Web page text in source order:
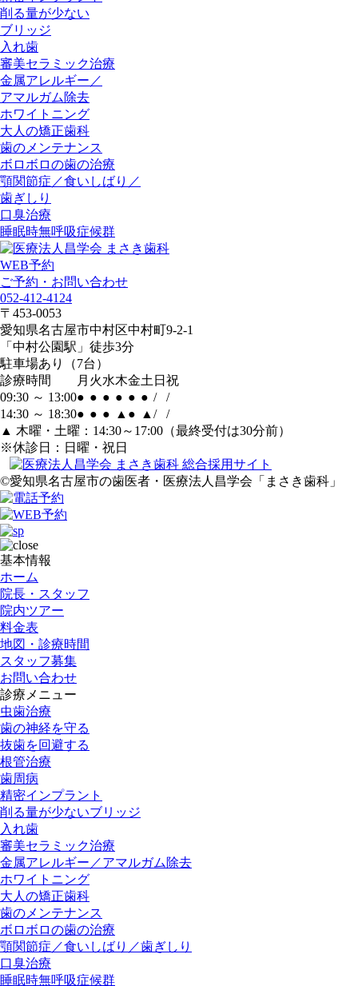
削る量が少ない
ブリッジ
入れ歯
審美セラミック治療
金属アレルギー／
アマルガム除去
ホワイトニング
大人の矯正歯科
歯のメンテナンス
ボロボロの歯の治療
顎関節症／食いしばり／
歯ぎしり
口臭治療
睡眠時無呼吸症候群
WEB予約
ご予約・お問い合わせ
052-412-4124
〒453-0053
愛知県名古屋市中村区中村町9-2-1
「中村公園駅」徒歩3分
駐車場あり（7台）
診療時間
月 火水木金土 日 祝
09:30 ～ 13:00● ● ● ● ● ● /
/
14:30 ～ 18:30● ● ● ▲ ● ▲ /
/
▲ 木曜・土曜：14:30～17:00（最終受付は30分前）
※休診日：日曜・祝日
©愛知県名古屋市の歯医者・医療法人昌学会「まさき歯科」
基本情報
ホーム
院長・スタッフ
院内ツアー
料金表
地図・診療時間
スタッフ募集
お問い合わせ
診療メニュー
虫歯治療
歯の神経を守る
抜歯を回避する
根管治療
歯周病
精密インプラント
削る量が少ないブリッジ
入れ歯
審美セラミック治療
金属アレルギー／アマルガム除去
ホワイトニング
大人の矯正歯科
歯のメンテナンス
ボロボロの歯の治療
顎関節症／食いしばり／歯ぎしり
口臭治療
睡眠時無呼吸症候群